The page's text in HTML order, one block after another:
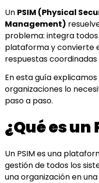
Un PSIM (Physical
Management)
problema: integra
plataforma y convierte
respuestas
En esta guía explicamos
organizaciones lo
paso a paso.
¿Qué es un
Un PSIM es una
gestión de todos los
una organización en